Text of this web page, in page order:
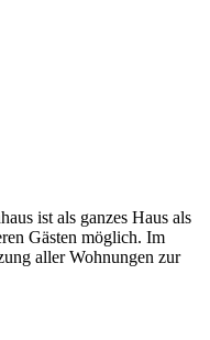
ist als ganzes Haus als
Gästen möglich. Im
aller Wohnungen zur